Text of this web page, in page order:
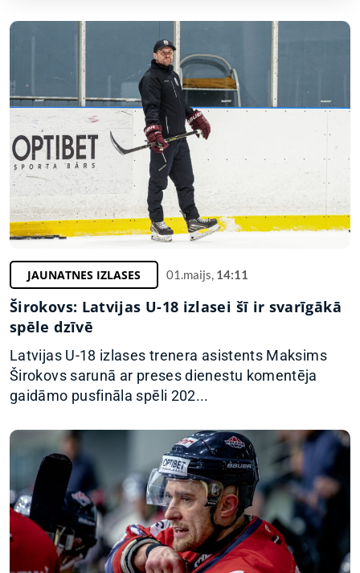
JAUNATNES IZLASES 01.maijs, 14:11
Širokovs: Latvijas U-18 izlasei šī ir svarīgākā
spēle dzīvē
Latvijas U-18 izlases trenera asistents Maksims
Širokovs sarunā ar preses dienestu komentēja
gaidāmo pusfināla spēli 202...